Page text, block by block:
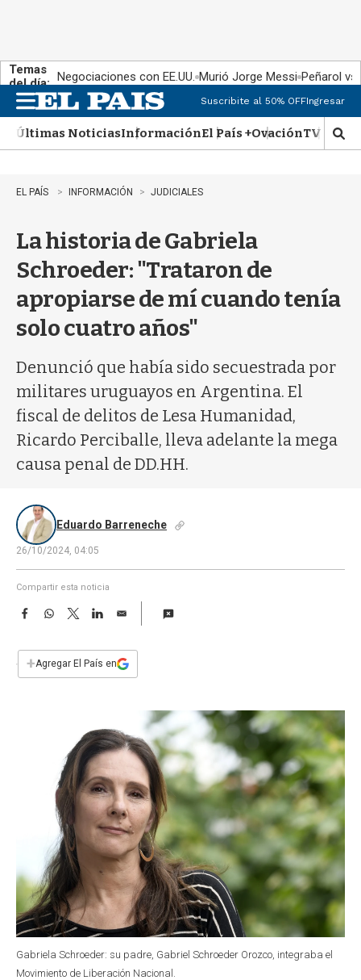
Temas
del día: Negociaciones con EE.UU. Murió Jorge Messi Peñarol
n
u
Suscribite al 50% OFFIngresar
Últimas NoticiasInformaciónEl País +OvaciónTV Show
M
o
q
EL PAÍS INFORMACIÓN JUDICIALES
La historia de Gabriela
Schroeder: "Trataron de
apropiarse de mí cuando tenía
solo cuatro años"
Denunció que había sido secuestrada por
militares uruguayos en Argentina. El
fiscal de delitos de Lesa Humanidad,
Ricardo Perciballe, lleva adelante la mega
causa penal de DD.HH.
Eduardo Barreneche
26/10/2024, 04:05
Compartir esta noticia
F
e
b
W
s
T
w
t
L
E
i
l
+Agregar El País en
Gabriela Schroeder: su padre, Gabriel Schroeder Orozco, integraba el
Movimiento de Liberación Nacional.